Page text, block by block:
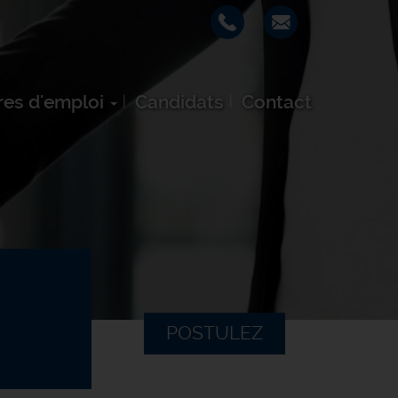
d'emploi Candidats Contact
POSTULEZ